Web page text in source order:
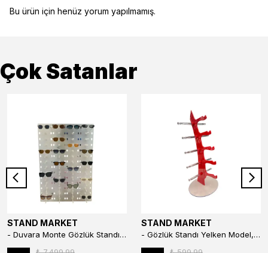
Bu ürün için henüz yorum yapılmamış.
Çok Satanlar
STAND MARKET
- Duvara Monte Gözlük Standı 56'li Pleksi Glass | 99x67 cm Gözlük Teşhir Standı
STAND MARKET
- Gözlük Standı Yelken Model, 5 Gözlük Kapasiteli Standı Kırmızı